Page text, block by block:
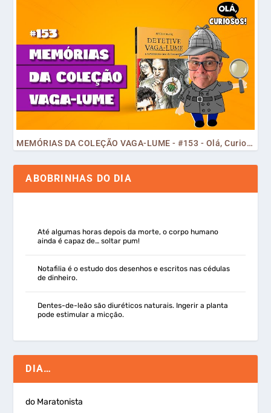
MEMÓRIAS DA COLEÇÃO VAGA-LUME - #153 - Olá, Curiosos! 2023
ABOBRINHAS DO DIA
Até algumas horas depois da morte, o corpo humano
ainda é capaz de… soltar pum!
Notafilia é o estudo dos desenhos e escritos nas cédulas
de dinheiro.
Dentes-de-leão são diuréticos naturais. Ingerir a planta
pode estimular a micção.
DIA…
do Maratonista